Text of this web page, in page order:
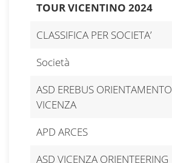
TOUR VICENTINO 2024
CLASSIFICA PER SOCIETA’
Società
ASD EREBUS ORIENTAMENTO
VICENZA
APD ARCES
ASD VICENZA ORIENTEERING